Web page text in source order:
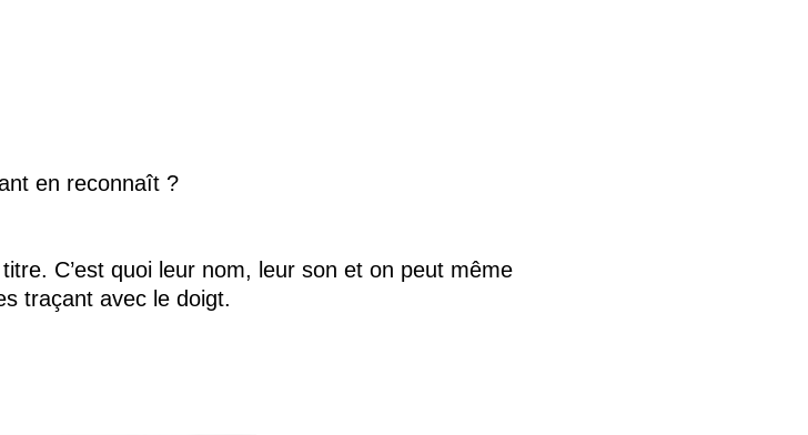
en reconnaît ?
C’est quoi leur nom, leur son et on peut même
traçant avec le doigt.